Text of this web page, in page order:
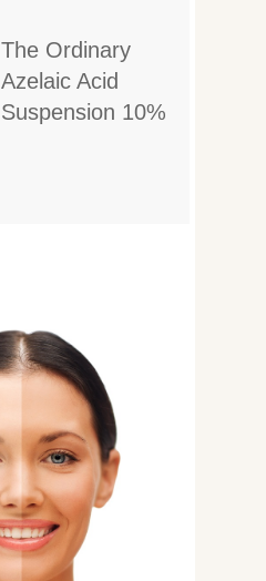
The Ordinary
Azelaic Acid
Suspension 10%